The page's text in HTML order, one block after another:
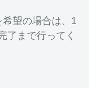
望の場合は、1
了まで行ってく